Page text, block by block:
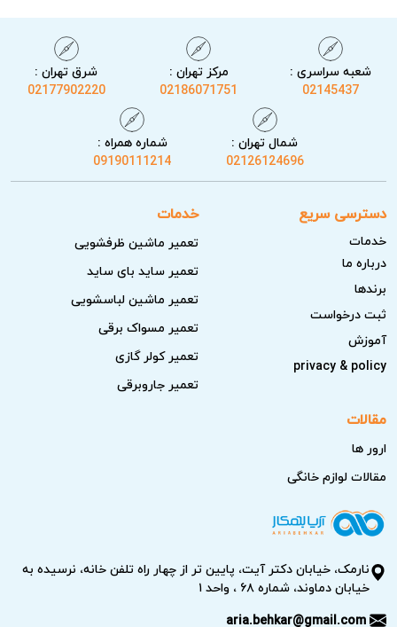
شعبه سراسری :
02145437
مرکز تهران :
02186071751
شرق تهران :
02177902220
شمال تهران :
02126124696
شماره همراه :
09190111214
دسترسی سریع
خدمات
درباره ما
برندها
ثبت درخواست
آموزش
privacy & policy
خدمات
تعمیر ماشین ظرفشویی
تعمیر ساید بای ساید
تعمیر ماشین لباسشویی
تعمیر مسواک برقی
تعمیر کولر گازی
تعمیر جاروبرقی
مقالات
ارور ها
مقالات لوازم خانگی
نارمک، خیابان دکتر آیت، پایین تر از چهار راه تلفن خانه، نرسیده به
خیابان دماوند، شماره ۶۸ ، واحد ۱
aria.behkar@gmail.com